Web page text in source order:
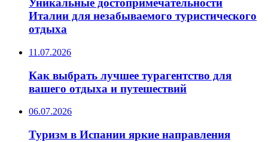
Уникальные достопримечательности
Италии для незабываемого туристического
отдыха
11.07.2026
Как выбрать лучшее турагентство для
вашего отдыха и путешествий
06.07.2026
Туризм в Испании яркие направления